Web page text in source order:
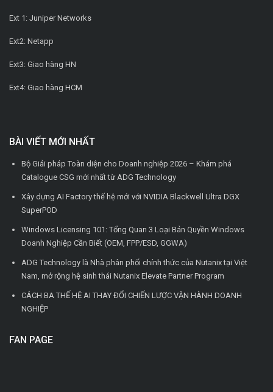
Ext 1: Juniper Networks
Ext2: Netapp
Ext3: Giao hàng HN
Ext4: Giao hàng HCM
BÀI VIẾT MỚI NHẤT
Bộ Giải pháp Toàn diện cho Doanh nghiệp 2026 – Khám phá
Catalogue CSG mới nhất từ ADG Technology
Xây dựng AI Factory thế hệ mới với NVIDIA Blackwell Ultra DGX
SuperPOD
Windows Licensing 101: Tổng Quan 3 Loại Bản Quyền Windows
Doanh Nghiệp Cần Biết (OEM, FPP/ESD, GGWA)
ADG Technology là Nhà phân phối chính thức của Nutanix tại Việt
Nam, mở rộng hệ sinh thái Nutanix Elevate Partner Program
CÁCH BA THẾ HỆ AI THAY ĐỔI CHIẾN LƯỢC VẬN HÀNH DOANH
NGHIỆP
FAN PAGE